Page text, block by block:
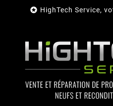
 HighTech Service,